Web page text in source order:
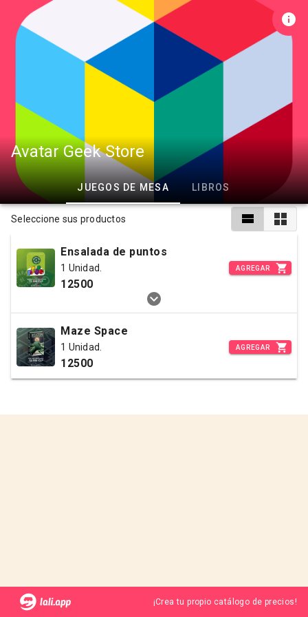
Avatar Geek Store
JUEGOS DE MESA LIBROS
Seleccione sus productos
Ensalada de puntos
1 Unidad.
12500
AGREGAR
Maze Space
1 Unidad.
12500
AGREGAR
¡Crea tu propio catálogo de precios!